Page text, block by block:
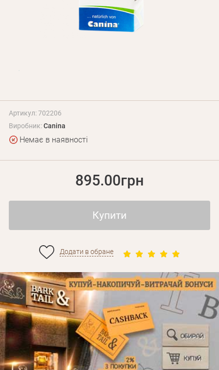
+380 (95) 095-00-05
Артикул: 702206
Виробник:Canina
Немає в наявності
895.00грн
Купити
Додати в обране
Забули пароль?